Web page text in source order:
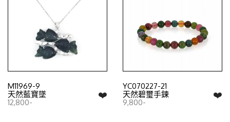
M11969-9
❤️
天然藍寶墜
12,800-
YC070227-21
❤️
天然碧璽手鍊
9,800-